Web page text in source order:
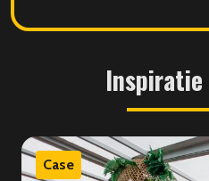
Inspiratie
Case